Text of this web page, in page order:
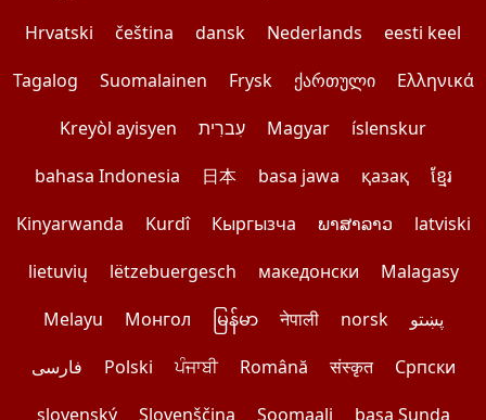
Hrvatski
čeština dansk Nederlands
eesti keel
Tagalog
Suomalainen Frysk ქართული
Ελληνικά
Kreyòl ayisyen
עִברִית Magyar
íslenskur
bahasa Indonesia
日本 basa jawa қазақ
ខ្មែរ
Kinyarwanda
Kurdî Кыргызча ພາສາລາວ
latviski
lietuvių
lëtzebuergesch македонски
Malagasy
Melayu
Монгол မြန်မာ नेपाली norsk
پښتو
فارسی
Polski ਪੰਜਾਬੀ Română संस्कृत
Српски
slovenský
Slovenščina Soomaali basa Sunda